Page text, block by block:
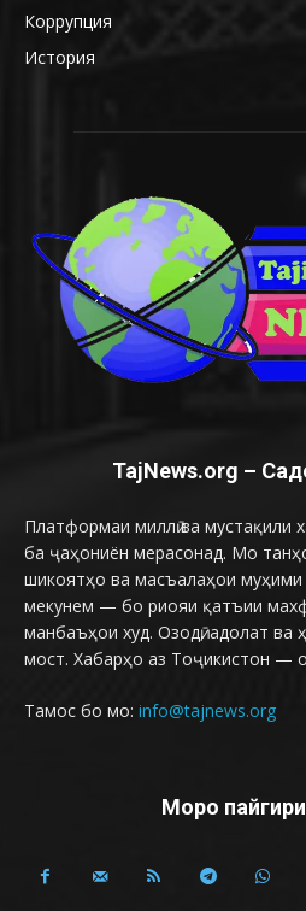
Коррупция
История
TajNews.org –
Платформаи миллӣ ва мустақили
ба ҷаҳониён мерасонад. Мо
шикоятҳо ва масъалаҳои
мекунем — бо риояи қатъии
манбаъҳои худ. Озодӣ, адолат ва
мост. Хабарҳо аз Тоҷикистон —
Тамос бо мо: info@tajnews.org
Моро